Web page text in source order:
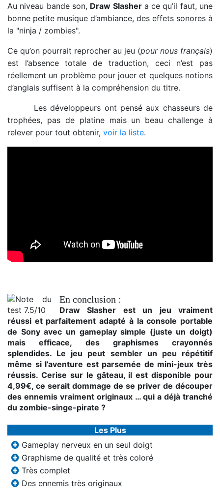
Au niveau bande son, Draw Slashera ce qu’il faut, une
bonne petite musique d’ambiance, des effets sonores à
la "ninja / zombies".
Ce qu’on pourrait reprocher au jeu (pour nous français)
est l’absence totale de traduction, ceci n’est pas
réellement un problème pour jouer et quelques notions
d’anglais suffisent à la compréhension du titre.
Les développeurs ont pensé aux chasseurs de
trophées, pas de platine mais un beau challenge à
relever pour tout obtenir, voir la liste.
En conclusion :
Draw Slasher est un jeu vraiment
réussi et parfaitement adapté à la console portable
de Sony avec un gameplay simple (juste un doigt)
mais efficace, des graphismes crayonnés
splendides. Le jeu peut sembler un peu répétitif
même si l’aventure est parsemée de mini-jeux très
réussis. Cerise sur le gâteau, il est disponible pour
4,99€, ce serait dommage de se priver de découper
des ennemis vraiment originaux … qui a déjà tranché
du zombie-singe-pirate ?
Les Plus
Gameplay nerveux en un seul doigt
Graphisme de qualité et très coloré
Très complet
Des ennemis très originaux